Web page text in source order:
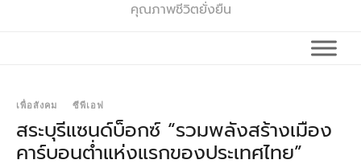
คุณภาพชีวิตยั่งยืน
เพื่อสังคม ซีพีเอฟ
สระบุรีแซนด์บ็อกซ์ “รวมพลังสร้างเมือง
คาร์บอนต่ำแห่งแรกของประเทศไทย”